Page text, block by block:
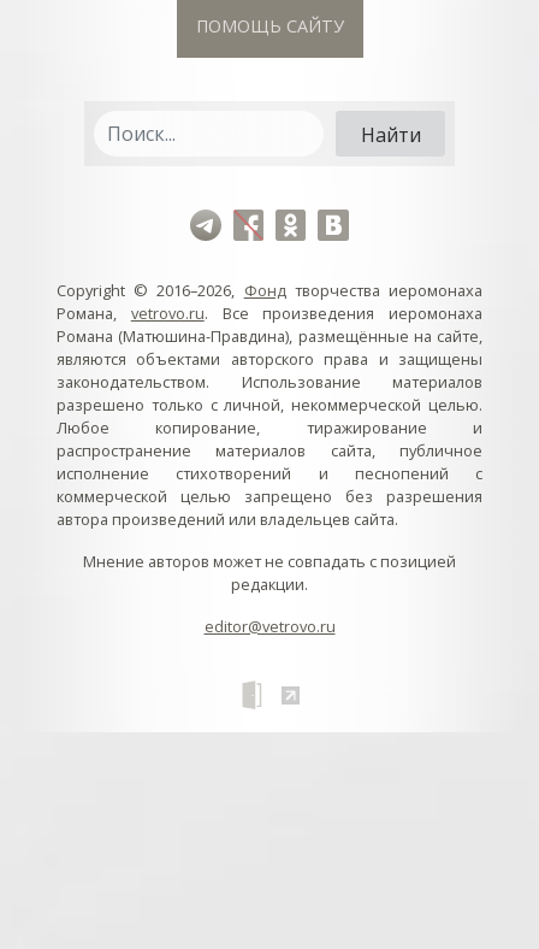
ПОМОЩЬ САЙТУ
Copyright © 2016–2026, Фондтворчества иеромонаха
Романа, vetrovo.ru. Все произведения иеромонаха
Романа (Матюшина-Правдина), размещённые на сайте,
являются объектами авторского права и защищены
законодательством. Использование материалов
разрешено только с личной, некоммерческой целью.
Любое копирование, тиражирование и
распространение материалов сайта, публичное
исполнение стихотворений и песнопений с
коммерческой целью запрещено без разрешения
автора произведений или владельцев сайта.
Мнение авторов может не совпадать с позицией
редакции.
editor@vetrovo.ru